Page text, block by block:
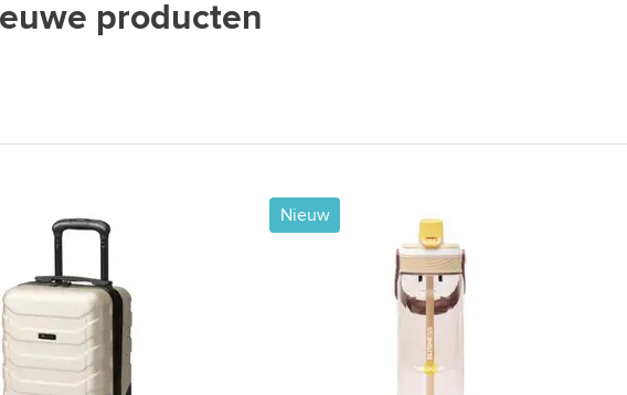
categorie
categorie
& Gadgets categorie
categorie
producten
Nieuw